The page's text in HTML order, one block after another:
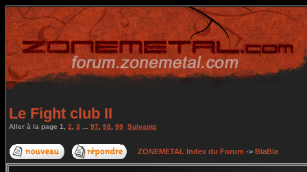
Le Fight club II
Aller à la page 1 2 3 97 98 99 Suivante
ZONEMETAL Index du Forum -> BlaBla